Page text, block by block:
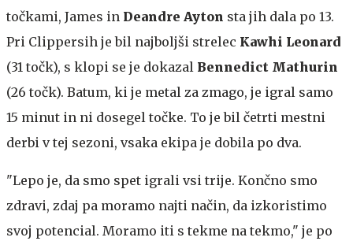
točkami, James in Deandre Ayton sta jih dala po 13.
Pri Clippersih je bil najboljši strelec Kawhi Leonard
(31 točk), s klopi se je dokazal Bennedict Mathurin
(26 točk). Batum, ki je metal za zmago, je igral samo
15 minut in ni dosegel točke. To je bil četrti mestni
derbi v tej sezoni, vsaka ekipa je dobila po dva.
"Lepo je, da smo spet igrali vsi trije. Končno smo
zdravi, zdaj pa moramo najti način, da izkoristimo
svoj potencial. Moramo iti s tekme na tekmo," je po